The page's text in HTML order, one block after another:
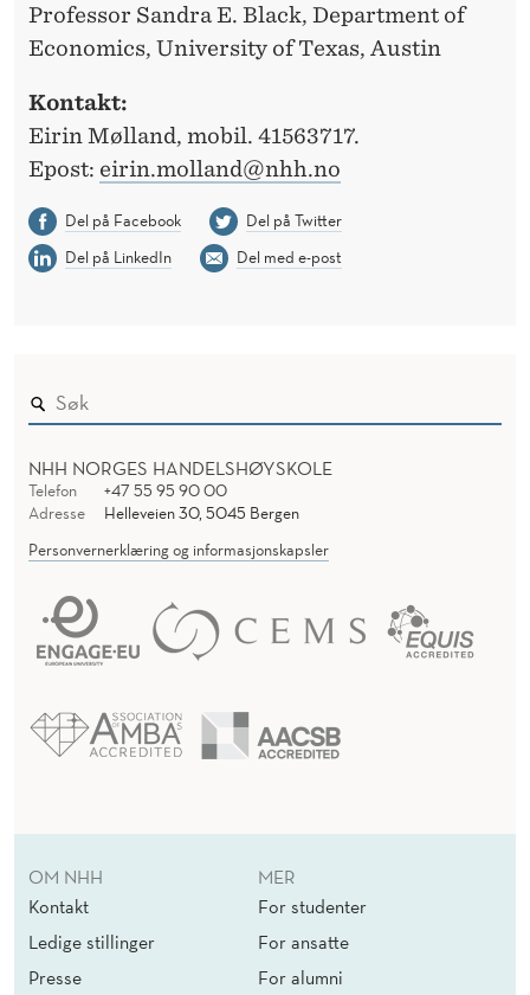
Professor Sandra E. Black, Department of
Economics, University of Texas, Austin
Kontakt:
Eirin Mølland, mobil. 41563717.
Epost: eirin.molland@nhh.no
Del på Facebook
Del på Twitter
Del på LinkedIn
Del med e-post
NHH NORGES HANDELSHØYSKOLE
Telefon
+47 55 95 90 00
Adresse
Helleveien 30, 5045 Bergen
Personvernerklæring og informasjonskapsler
OM NHH
Kontakt
Ledige stillinger
Presse
MER
For studenter
For ansatte
For alumni